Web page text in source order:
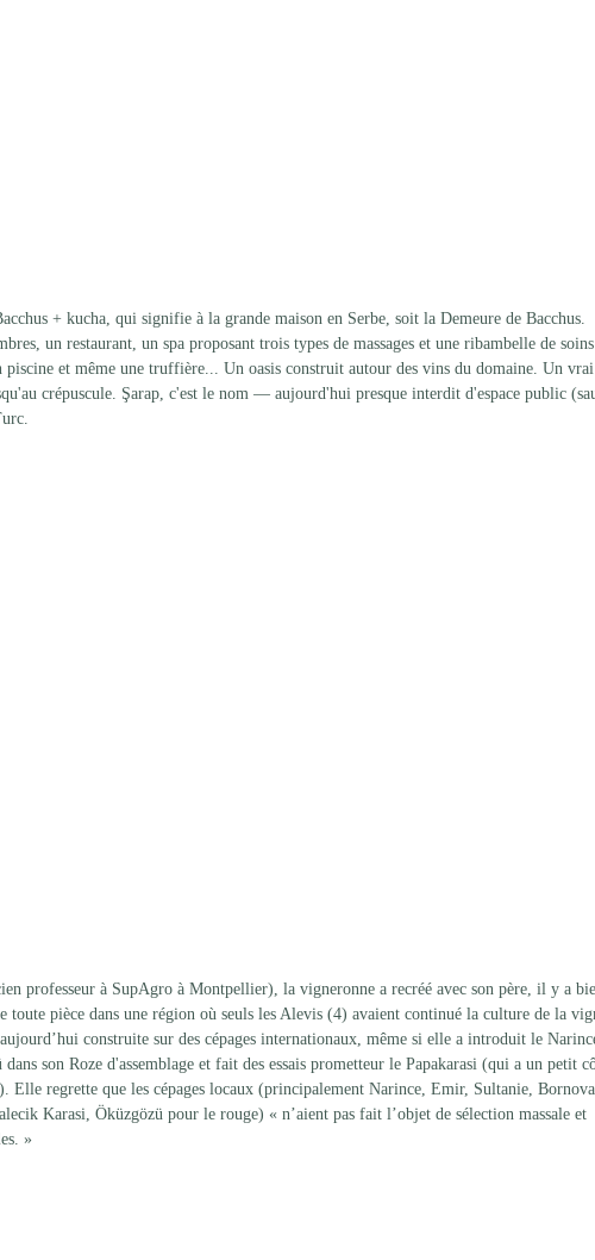
+ kucha, qui signifie à la grande maison en Serbe, soit la Demeure de Bacchus.
un restaurant, un spa proposant trois types de massages et une ribambelle de
piscine et même une truffière... Un oasis construit autour des vins du domaine. Un vrai
crépuscule. Şarap, c'est le nom — aujourd'hui presque interdit d'espace public
professeur à SupAgro à Montpellier), la vigneronne a recréé avec son père, il y a
toute pièce dans une région où seuls les Alevis (4) avaient continué la culture de la
construite sur des cépages internationaux, même si elle a introduit le
son Roze d'assemblage et fait des essais prometteur le Papakarasi (qui a un petit
Elle regrette que les cépages locaux (principalement Narince, Emir, Sultanie, Bornova
Karasi, Öküzgözü pour le rouge) « n’aient pas fait l’objet de sélection massale et
»